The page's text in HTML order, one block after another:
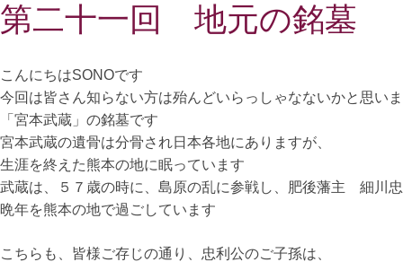
第二十一回 地元の銘墓
こんにちはSONOです
今回は皆さん知らない方は殆んどいらっしゃなないかと思い
「宮本武蔵」の銘墓です
宮本武蔵の遺骨は分骨され日本各地にありますが、
生涯を終えた熊本の地に眠っています
武蔵は、５７歳の時に、島原の乱に参戦し、肥後藩主 細川
晩年を熊本の地で過ごしています
こちらも、皆様ご存じの通り、忠利公のご子孫は、